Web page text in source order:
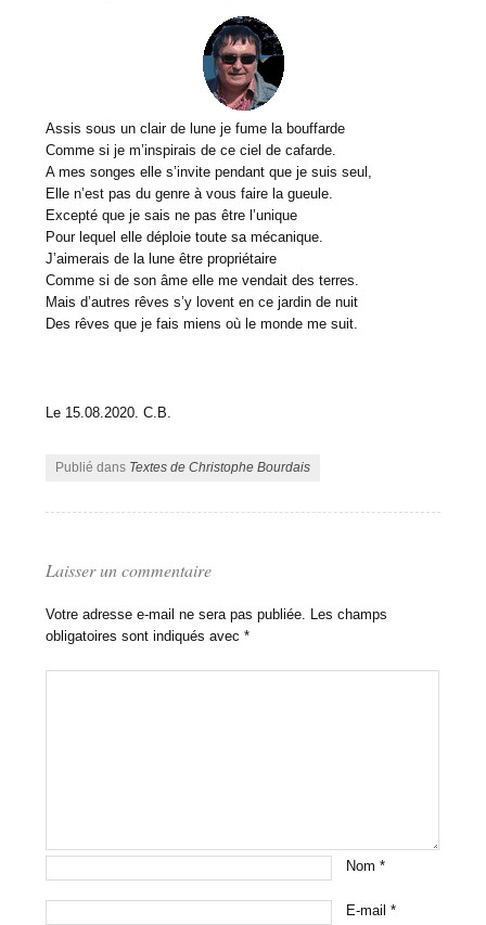
Assis sous un clair de lune je fume la bouffarde
Comme si je m’inspirais de ce ciel de cafarde.
A mes songes elle s’invite pendant que je suis seul,
Elle n’est pas du genre à vous faire la gueule.
Excepté que je sais ne pas être l’unique
Pour lequel elle déploie toute sa mécanique.
J’aimerais de la lune être propriétaire
Comme si de son âme elle me vendait des terres.
Mais d’autres rêves s’y lovent en ce jardin de nuit
Des rêves que je fais miens où le monde me suit.
Le 15.08.2020. C.B.
Publié dans Textes de Christophe Bourdais
Laisser un commentaire
Votre adresse e-mail ne sera pas publiée.
Les champs
obligatoires sont indiqués avec*
Nom*
E-mail*